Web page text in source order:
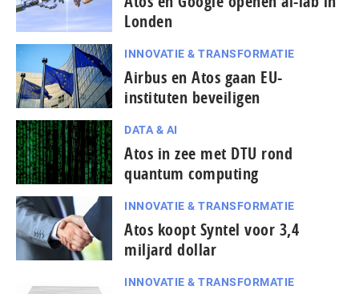
Londen
INNOVATIE & TRANSFORMATIE
Airbus en Atos gaan EU-
instituten beveiligen
DATA & AI
Atos in zee met DTU rond
quantum computing
INNOVATIE & TRANSFORMATIE
Atos koopt Syntel voor 3,4
miljard dollar
INNOVATIE & TRANSFORMATIE